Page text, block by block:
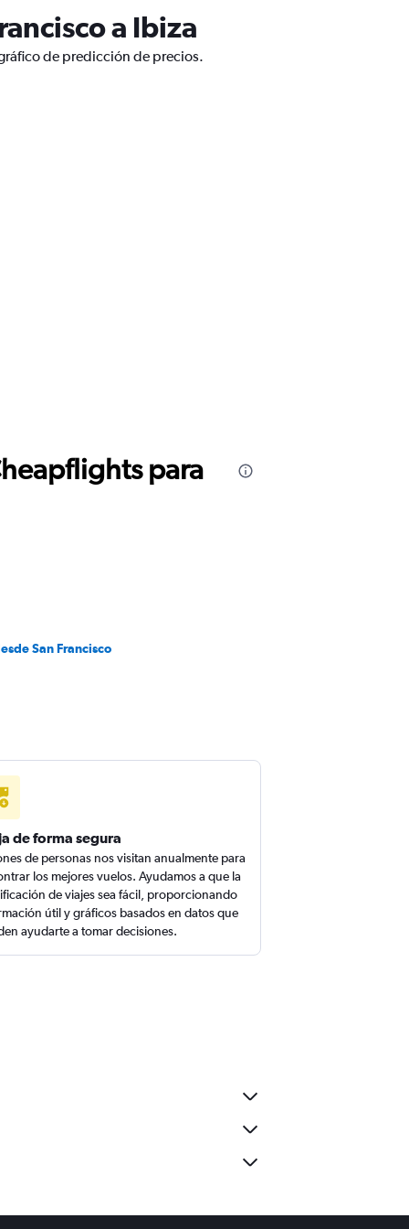
a Ibiza
de predicción de precios.
para
San Francisco
de forma segura
de personas nos visitan anualmente para
los mejores vuelos. Ayudamos a que la
de viajes sea fácil, proporcionando
útil y gráficos basados en datos que
ayudarte a tomar decisiones.